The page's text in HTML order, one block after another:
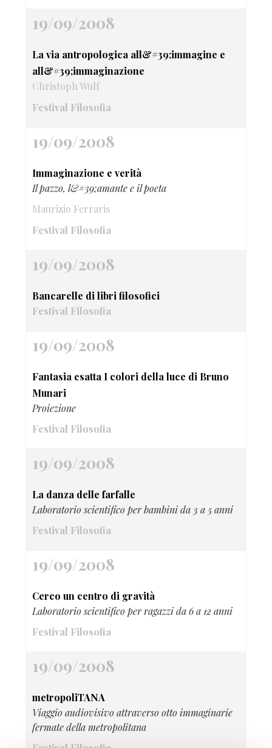
19/09/2008
La via antropologica all&#39;immagine e
all&#39;immaginazione
Christoph Wulf
Festival Filosofia
19/09/2008
Immaginazione e verità
Il pazzo, l&#39;amante e il poeta
Maurizio Ferraris
Festival Filosofia
19/09/2008
Bancarelle di libri filosofici
Festival Filosofia
19/09/2008
Fantasia esatta I colori della luce di Bruno
Munari
Proiezione
Festival Filosofia
19/09/2008
La danza delle farfalle
Laboratorio scientifico per bambini da 3 a 5 anni
Festival Filosofia
19/09/2008
Cerco un centro di gravità
Laboratorio scientifico per ragazzi da 6 a 12 anni
Festival Filosofia
19/09/2008
metropoliTANA
Viaggio audiovisivo attraverso otto immaginarie
fermate della metropolitana